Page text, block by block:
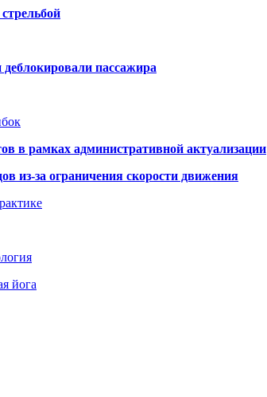
пассажира
в рамках административной актуализации
из-за ограничения скорости движения
йога